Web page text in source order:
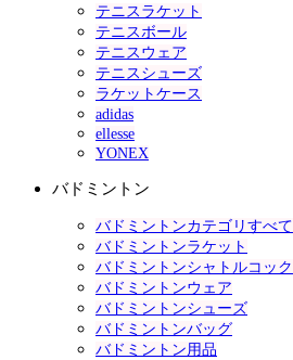
テニスラケット
テニスボール
テニスウェア
テニスシューズ
ラケットケース
adidas
ellesse
YONEX
バドミントン
バドミントンカテゴリすべて
バドミントンラケット
バドミントンシャトルコック
バドミントンウェア
バドミントンシューズ
バドミントンバッグ
バドミントン用品